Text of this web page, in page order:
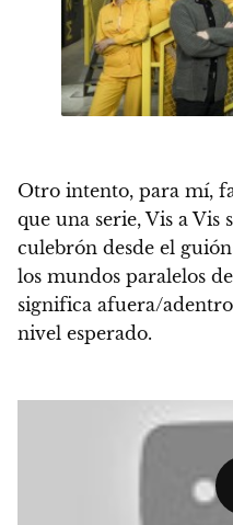
Otro intento, para mí,
que una serie, Vis a Vis
culebrón desde el
los mundos paralelos
significa afuera/
nivel esperado.